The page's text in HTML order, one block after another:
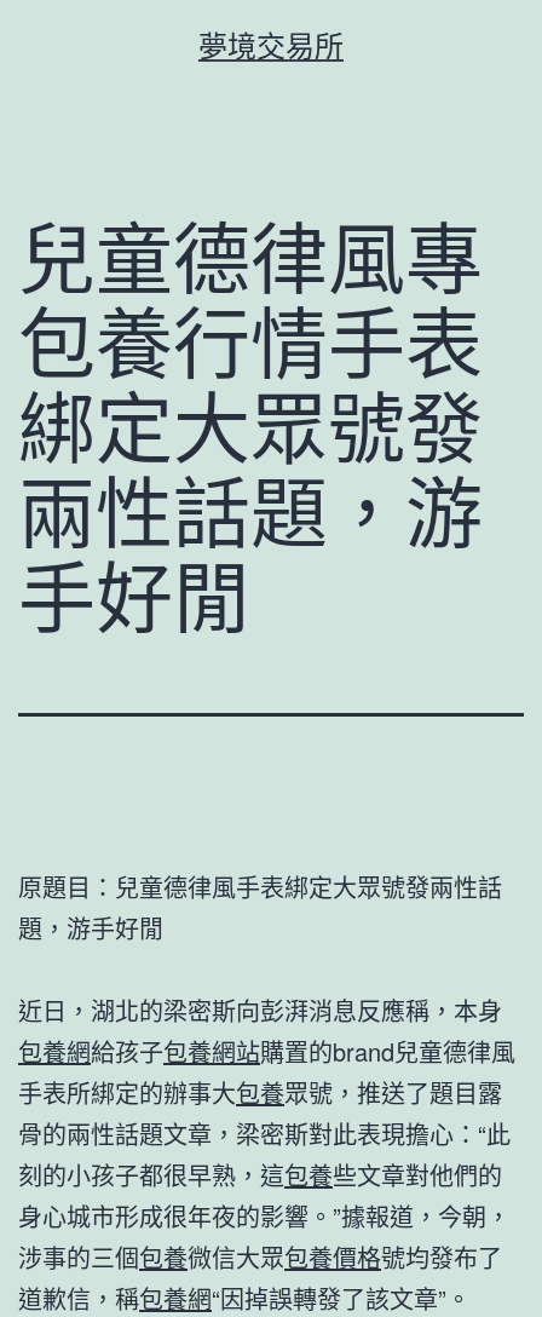
夢境交易所
兒童德律風專
包養行情手表
綁定大眾號發
兩性話題，游
手好閒
原題目：兒童德律風手表綁定大眾號發兩性話
題，游手好閒
近日，湖北的梁密斯向彭湃消息反應稱，本身
包養網給孩子包養網站購置的brand兒童德律風
手表所綁定的辦事大包養眾號，推送了題目露
骨的兩性話題文章，梁密斯對此表現擔心：“此
刻的小孩子都很早熟，這包養些文章對他們的
身心城市形成很年夜的影響。”據報道，今朝，
涉事的三個包養微信大眾包養價格號均發布了
道歉信，稱包養網“因掉誤轉發了該文章”。